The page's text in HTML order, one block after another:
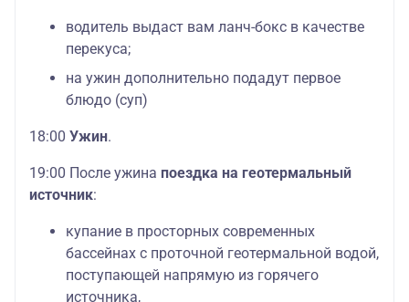
водитель выдаст вам ланч-бокс в качестве
перекуса;
на ужин дополнительно подадут первое
блюдо (суп)
18:00 Ужин.
19:00 После ужина поездка на геотермальный
источник:
купание в просторных современных
бассейнах с проточной геотермальной водой,
поступающей напрямую из горячего
источника,